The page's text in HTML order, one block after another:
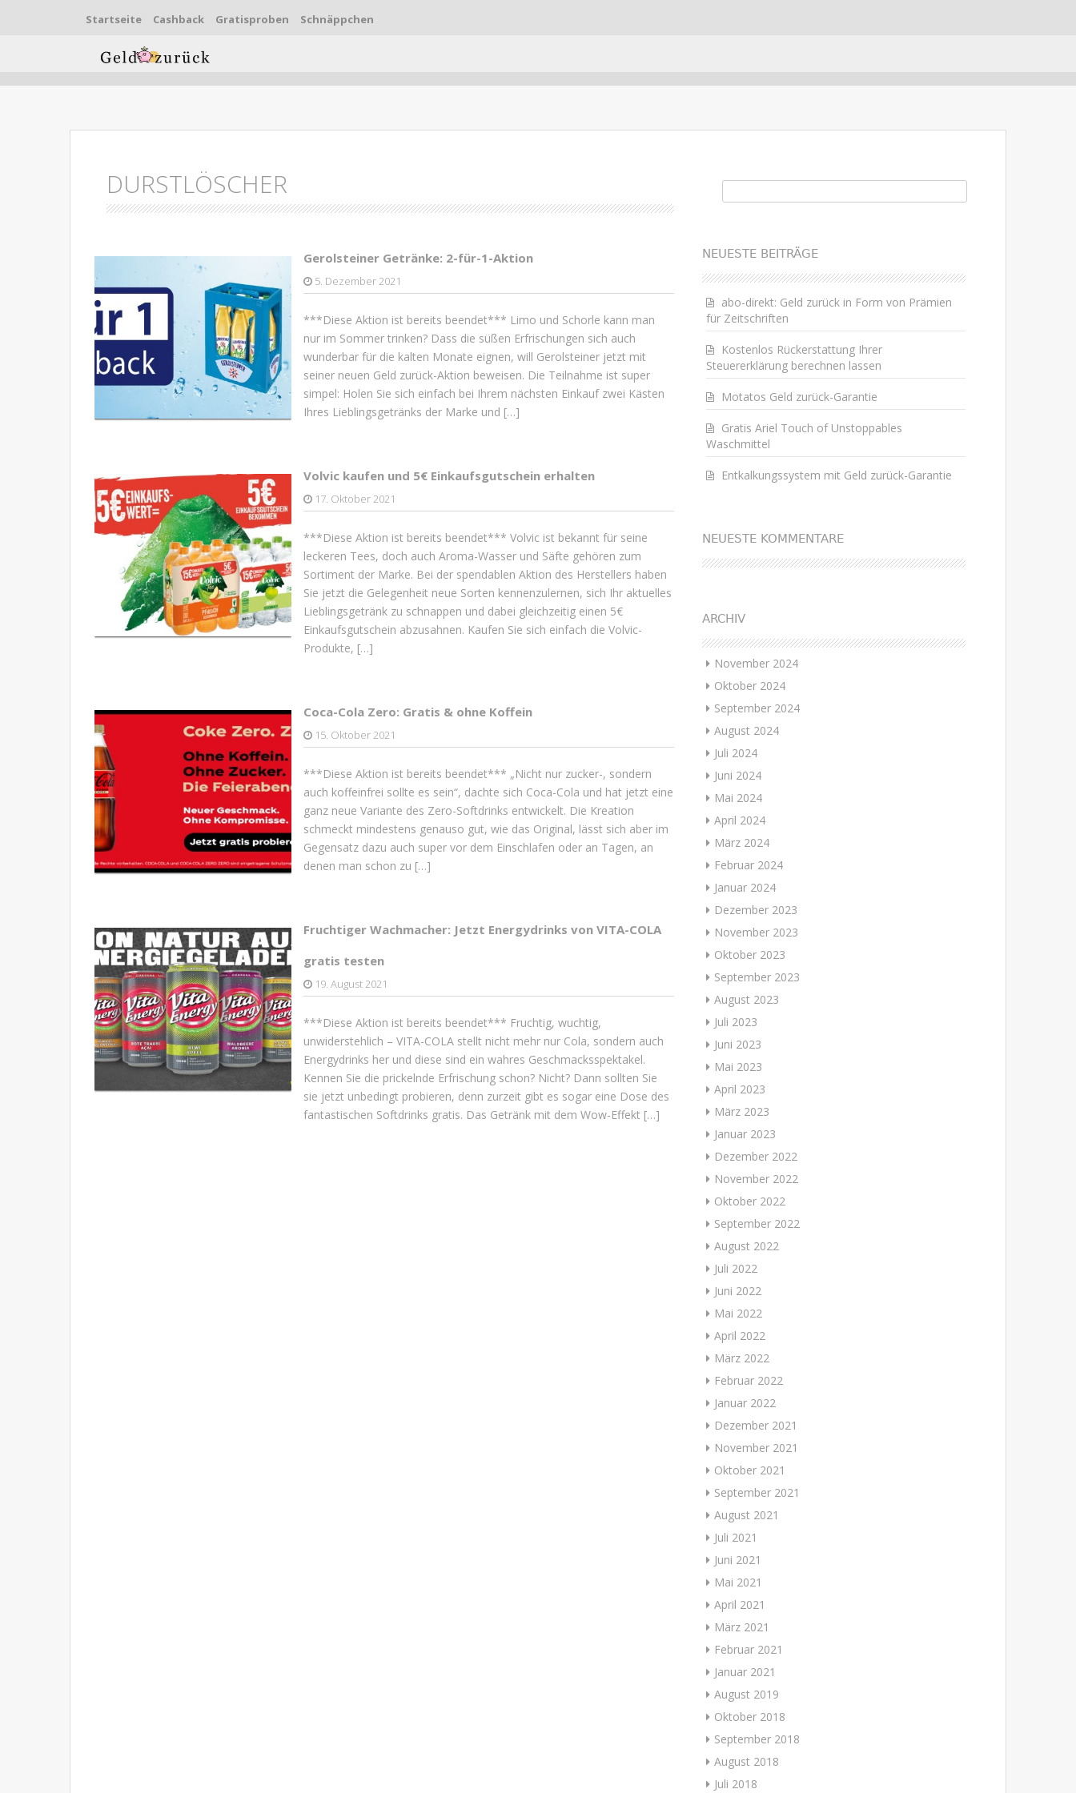
Startseite Cashback Gratisproben Schnäppchen
DURSTLÖSCHER
Gerolsteiner Getränke: 2-für-1-Aktion
5. Dezember 2021
***Diese Aktion ist bereits beendet*** Limo und Schorle kann man
nur im Sommer trinken? Dass die süßen Erfrischungen sich auch
wunderbar für die kalten Monate eignen, will Gerolsteiner jetzt mit
seiner neuen Geld zurück-Aktion beweisen. Die Teilnahme ist super
simpel: Holen Sie sich einfach bei Ihrem nächsten Einkauf zwei Kästen
Ihres Lieblingsgetränks der Marke und […]
Volvic kaufen und 5€ Einkaufsgutschein erhalten
17. Oktober 2021
***Diese Aktion ist bereits beendet*** Volvic ist bekannt für seine
leckeren Tees, doch auch Aroma-Wasser und Säfte gehören zum
Sortiment der Marke. Bei der spendablen Aktion des Herstellers haben
Sie jetzt die Gelegenheit neue Sorten kennenzulernen, sich Ihr aktuelles
Lieblingsgetränk zu schnappen und dabei gleichzeitig einen 5€
Einkaufsgutschein abzusahnen. Kaufen Sie sich einfach die Volvic-
Produkte, […]
Coca-Cola Zero: Gratis & ohne Koffein
15. Oktober 2021
***Diese Aktion ist bereits beendet*** „Nicht nur zucker-, sondern
auch koffeinfrei sollte es sein“, dachte sich Coca-Cola und hat jetzt eine
ganz neue Variante des Zero-Softdrinks entwickelt. Die Kreation
schmeckt mindestens genauso gut, wie das Original, lässt sich aber im
Gegensatz dazu auch super vor dem Einschlafen oder an Tagen, an
denen man schon zu […]
Fruchtiger Wachmacher: Jetzt Energydrinks von VITA-COLA
gratis testen
19. August 2021
***Diese Aktion ist bereits beendet*** Fruchtig, wuchtig,
unwiderstehlich – VITA-COLA stellt nicht mehr nur Cola, sondern auch
Energydrinks her und diese sind ein wahres Geschmacksspektakel.
Kennen Sie die prickelnde Erfrischung schon? Nicht? Dann sollten Sie
sie jetzt unbedingt probieren, denn zurzeit gibt es sogar eine Dose des
fantastischen Softdrinks gratis. Das Getränk mit dem Wow-Effekt […]
NEUESTE BEITRÄGE
abo-direkt: Geld zurück in Form von Prämien
für Zeitschriften
Kostenlos Rückerstattung Ihrer
Steuererklärung berechnen lassen
Motatos Geld zurück-Garantie
Gratis Ariel Touch of Unstoppables
Waschmittel
Entkalkungssystem mit Geld zurück-Garantie
NEUESTE KOMMENTARE
ARCHIV
November 2024
Oktober 2024
September 2024
August 2024
Juli 2024
Juni 2024
Mai 2024
April 2024
März 2024
Februar 2024
Januar 2024
Dezember 2023
November 2023
Oktober 2023
September 2023
August 2023
Juli 2023
Juni 2023
Mai 2023
April 2023
März 2023
Januar 2023
Dezember 2022
November 2022
Oktober 2022
September 2022
August 2022
Juli 2022
Juni 2022
Mai 2022
April 2022
März 2022
Februar 2022
Januar 2022
Dezember 2021
November 2021
Oktober 2021
September 2021
August 2021
Juli 2021
Juni 2021
Mai 2021
April 2021
März 2021
Februar 2021
Januar 2021
August 2019
Oktober 2018
September 2018
August 2018
Juli 2018